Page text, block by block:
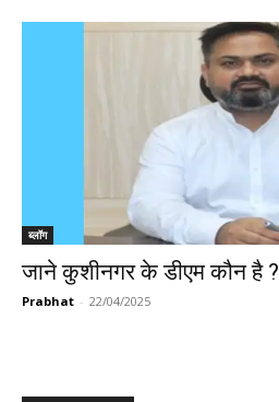
ब्लॉग
जाने कुशीनगर के डीएम कौन है ?
Prabhat - 22/04/2025